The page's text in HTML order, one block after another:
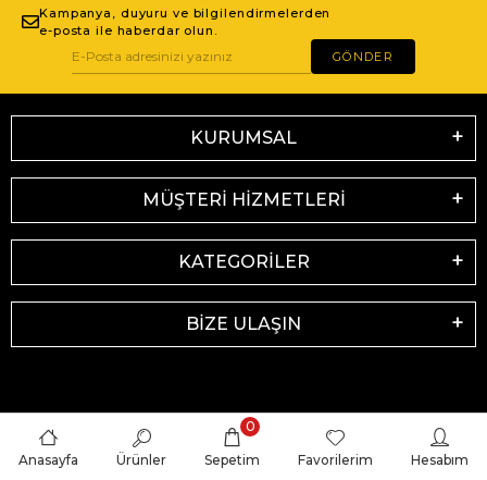
Kampanya, duyuru ve bilgilendirmelerden
e-posta ile haberdar olun.
GÖNDER
KURUMSAL
MÜŞTERİ HİZMETLERİ
KATEGORİLER
BİZE ULAŞIN
Anasayfa Ürünler Sepetim
0
Favorilerim Hesabım